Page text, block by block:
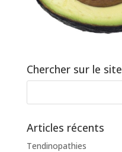
Chercher sur le site
Articles récents
Tendinopathies